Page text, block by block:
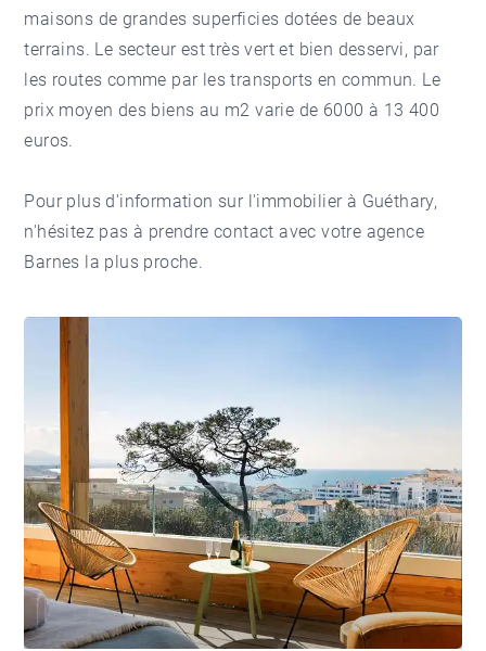
maisons de grandes superficies dotées de beaux
terrains. Le secteur est très vert et bien desservi, par
les routes comme par les transports en commun. Le
prix moyen des biens au m2 varie de 6000 à 13 400
euros.
Pour plus d'information sur l'immobilier à Guéthary,
n'hésitez pas à prendre contact avec votre agence
Barnes la plus proche.